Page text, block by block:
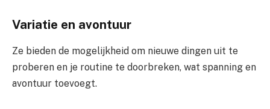
Variatie en avontuur
Ze bieden de mogelijkheid om nieuwe dingen uit te
proberen en je routine te doorbreken, wat spanning en
avontuur toevoegt.